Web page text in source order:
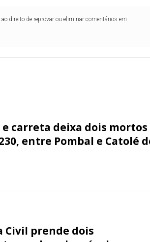
direito de reprovar ou eliminar comentários em
carreta deixa dois mortos
entre Pombal e Catolé
Civil prende dois